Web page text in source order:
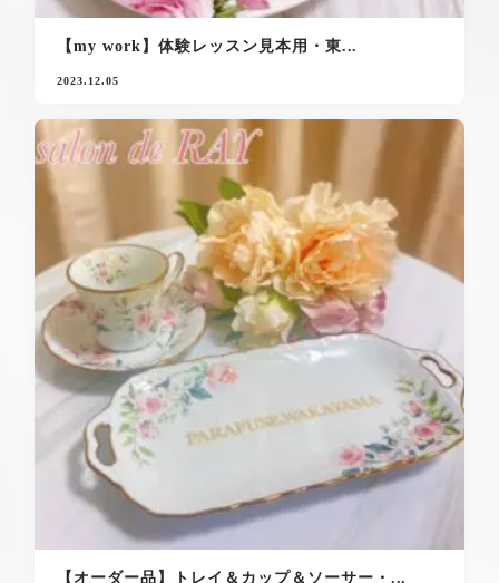
【my work】体験レッスン見本用・東...
2023.12.05
【オーダー品】トレイ＆カップ＆ソーサー・...